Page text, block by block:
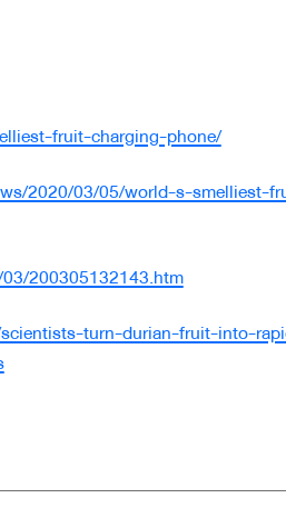
fruit-charging-phone/
2020/03/05/world-s-smelliest-
200305132143.htm
turn-durian-fruit-into-